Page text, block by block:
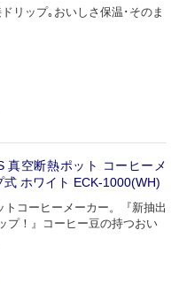
リップ｡おいしさ保温･そのま
真空断熱ポット コーヒーメ
式 ホワイト ECK-1000(WH)
コーヒーメーカー。『新抽出
プ！』コーヒー豆の持つおい